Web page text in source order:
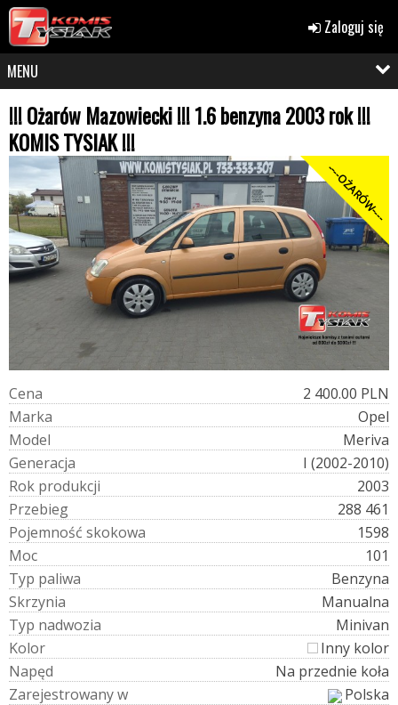
Zaloguj się
MENU
!!! Ożarów Mazowiecki !!! 1.6 benzyna 2003 rok !!!
KOMIS TYSIAK !!!
----OŻARÓW----
Cena
2 400.00 PLN
Marka
Opel
Model
Meriva
Generacja
I (2002-2010)
Rok produkcji
2003
Przebieg
288 461
Pojemność skokowa
1598
Moc
101
Typ paliwa
Benzyna
Skrzynia
Manualna
Typ nadwozia
Minivan
Kolor
Inny kolor
Napęd
Na przednie koła
Zarejestrowanyw
Polska